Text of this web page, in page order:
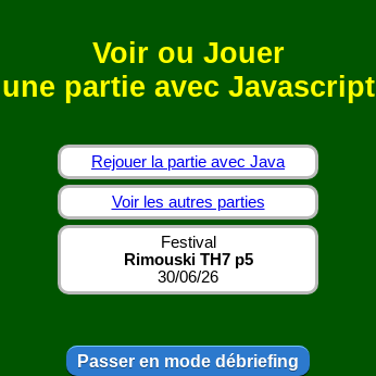
Voir ou Jouer
une partie avec Javascript
Rejouer la partie avec Java
Voir les autres parties
Festival
Rimouski TH7 p5
30/06/26
Passer en mode débriefing